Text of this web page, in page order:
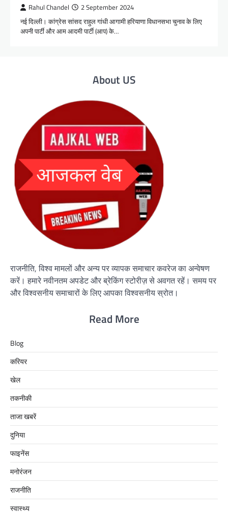
Rahul Chandel 2 September 2024
नई दिल्ली। कांग्रेस सांसद राहुल गांधी आगामी हरियाणा विधानसभा चुनाव के लिए
अपनी पार्टी और आम आदमी पार्टी (आप) के…
About US
राजनीति, विश्व मामलों और अन्य पर व्यापक समाचार कवरेज का अन्वेषण
करें। हमारे नवीनतम अपडेट और ब्रेकिंग स्टोरीज़ से अवगत रहें। समय पर
और विश्वसनीय समाचारों के लिए आपका विश्वसनीय स्रोत।
Read More
Blog
करियर
खेल
तकनीकी
ताजा खबरें
दुनिया
फाइनेंस
मनोरंजन
राजनीति
स्वास्थ्य